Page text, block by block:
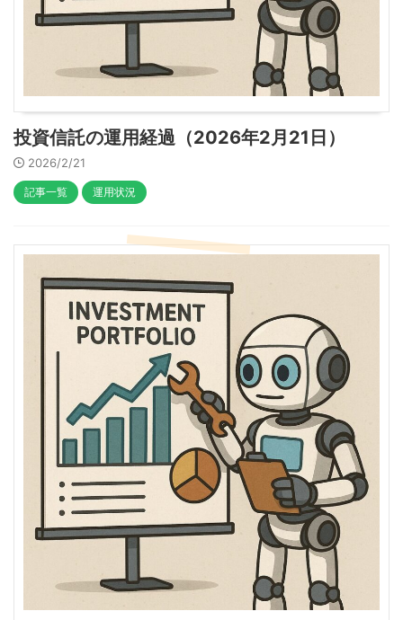
投資信託の運用経過（2026年2月21日）
2026/2/21
記事一覧 運用状況